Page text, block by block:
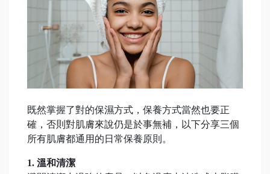
既然掌握了對的保濕方式，保養方式當然也要正
確，否則對肌膚來說仍是於事無補，以下分享三個
所有肌膚都通用的日常保養原則。
1. 溫和清潔